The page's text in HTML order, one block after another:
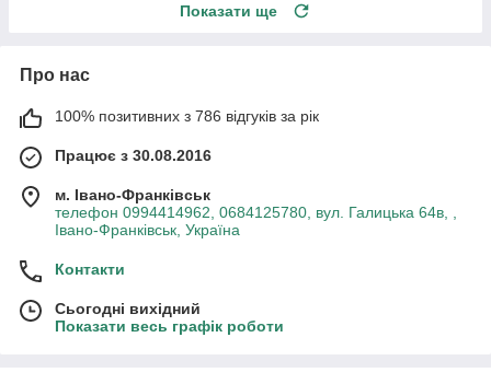
Показати ще
Про нас
100% позитивних з 786 відгуків за рік
Працює з 30.08.2016
м. Івано-Франківськ
телефон 0994414962, 0684125780, вул. Галицька 64в, ,
Івано-Франківськ, Україна
Контакти
Сьогодні вихідний
Показати весь графік роботи